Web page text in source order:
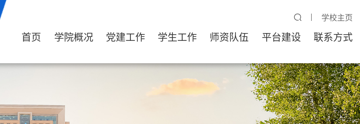
学校主页
首页 学院概况 党建工作 学生工作 师资队伍 平台建设 联系方式